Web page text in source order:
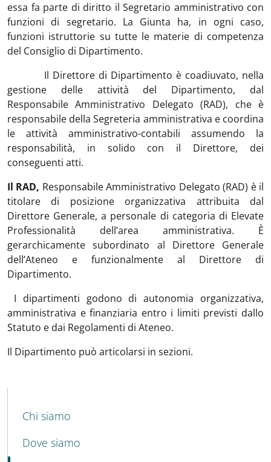
essa fa parte di diritto il Segretario amministrativo con
funzioni di segretario. La Giunta ha, in ogni caso,
funzioni istruttorie su tutte le materie di competenza
del Consiglio di Dipartimento.
Il Direttore di Dipartimento è coadiuvato, nella
gestione delle attività del Dipartimento, dal
Responsabile Amministrativo Delegato (RAD), che è
responsabile della Segreteria amministrativa e coordina
le attività amministrativo-contabili assumendo la
responsabilità, in solido con il Direttore, dei
conseguenti atti.
Il RAD, Responsabile Amministrativo Delegato (RAD) è il
titolare di posizione organizzativa attribuita dal
Direttore Generale, a personale di categoria di Elevate
Professionalità dell’area amministrativa. È
gerarchicamente subordinato al Direttore Generale
dell’Ateneo e funzionalmente al Direttore di
Dipartimento.
I dipartimenti godono di autonomia organizzativa,
amministrativa e finanziaria entro i limiti previsti dallo
Statuto e dai Regolamenti di Ateneo.
Il Dipartimento può articolarsi in sezioni.
MENU CEV SECOND NAVIGATION
Chi siamo
Dove siamo